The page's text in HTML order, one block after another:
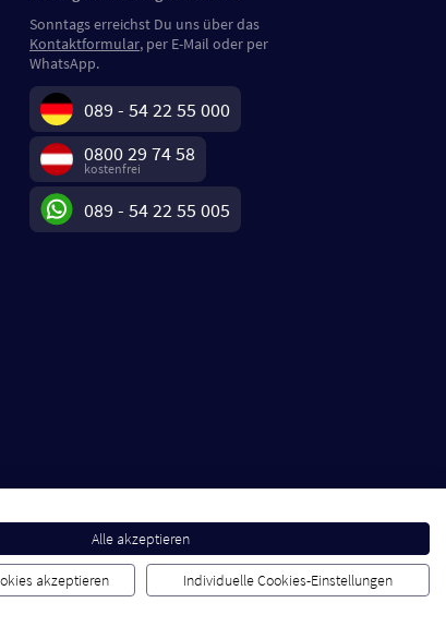
Sonntags erreichst Du uns über das
Kontaktformular, per E-Mail oder per
WhatsApp.
089 - 54 22 55 000
0800 29 74 58
kostenfrei
089 - 54 22 55 005
Alle akzeptieren
akzeptieren Individuelle Cookies-Einstellungen